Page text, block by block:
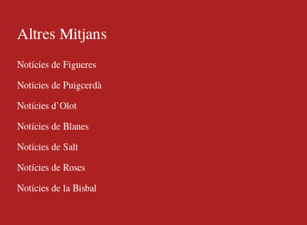
Altres Mitjans
Notícies de Figueres
Notícies de Puigcerdà
Notícies d’Olot
Notícies de Blanes
Notícies de Salt
Notícies de Roses
Notícies de la Bisbal